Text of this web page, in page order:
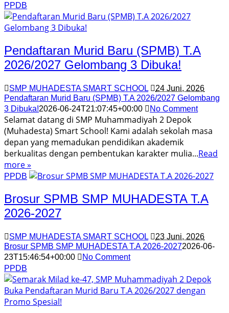
PPDB
Pendaftaran Murid Baru (SPMB) T.A
2026/2027 Gelombang 3 Dibuka!
SMP MUHADESTA SMART SCHOOL
24 Juni, 2026
Pendaftaran Murid Baru (SPMB) T.A 2026/2027 Gelombang
3 Dibuka!2026-06-24T21:07:45+00:00 No Comment
Selamat datang di SMP Muhammadiyah 2 Depok
(Muhadesta) Smart School! Kami adalah sekolah masa
depan yang memadukan pendidikan akademik
berkualitas dengan pembentukan karakter mulia...Read
more »
PPDB
Brosur SPMB SMP MUHADESTA T.A
2026-2027
SMP MUHADESTA SMART SCHOOL
23 Juni, 2026
Brosur SPMB SMP MUHADESTA T.A 2026-20272026-06-
23T15:46:54+00:00
No Comment
PPDB